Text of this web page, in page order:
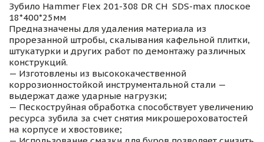
Зубило Hammer Flex 201-308 DR CH SDS-max плоское
18*400*25мм
Предназначены для удаления материала из
прорезанной штробы, скалывания кафельной плитки,
штукатурки и других работ по демонтажу различных
конструкций.
— Изготовлены из высококачественной
коррозионностойкой инструментальной стали —
выдержат даже ударные нагрузки;
— Пескоструйная обработка способствует увеличению
ресурса зубила за счет снятия микрошероховатостей
на корпусе и хвостовике;